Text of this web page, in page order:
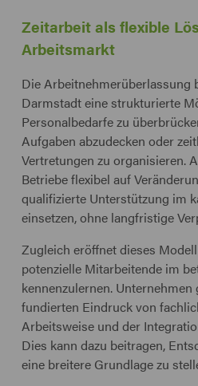
Zeitarbeit als flexible
Arbeitsmarkt
Die Arbeitnehmerüberlassung
Darmstadt eine strukturierte
Personalbedarfe zu
Aufgaben abzudecken oder
Vertretungen zu organisieren.
Betriebe flexibel auf
qualifizierte Unterstützung im
einsetzen, ohne langfristige
Zugleich eröffnet dieses
potenzielle Mitarbeitende im
kennenzulernen.
fundierten Eindruck von
Arbeitsweise und der
Dies kann dazu beitragen,
eine breitere Grundlage zu